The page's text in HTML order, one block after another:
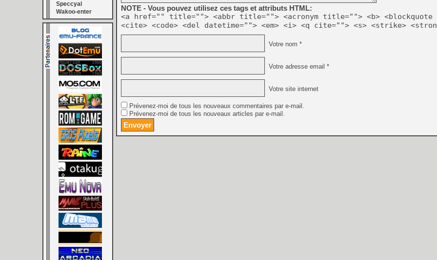
[GK] Beast of
[GK] Ubisoft : fin de partie
[GK] Mémoire cash -
[GK] Dan Houser (GTA)
[GK] Comment EA Sports
[GK] Crimson Moon : un
[GK] Isle of Reveries : le
[GK] Moonlighter 2 : The
[GK] Capcom relance
[Mo5] Deux inédits du
[GK] Le beat'em up The
[GK] Endless Legend 2 :
[LS] [PS5] Premiers
Speccyal
Wakoo-enter
NOTE - Vous pouvez utilisez ces tags et attributs HTML:
<a href="" title=""> <abbr title=""> <acronym title=""> <b> <blockquote
<cite> <code> <del datetime=""> <em> <i> <q cite=""> <s> <strike>
Votre nom *
Votre adresse email *
Votre site internet
Prévenez-moi de tous les nouveaux commentaires par e-mail.
Prévenez-moi de tous les nouveaux articles par e-mail.